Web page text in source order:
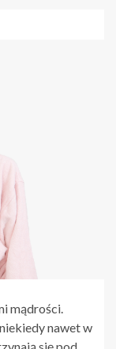
mądrości.
nawet w
się pod